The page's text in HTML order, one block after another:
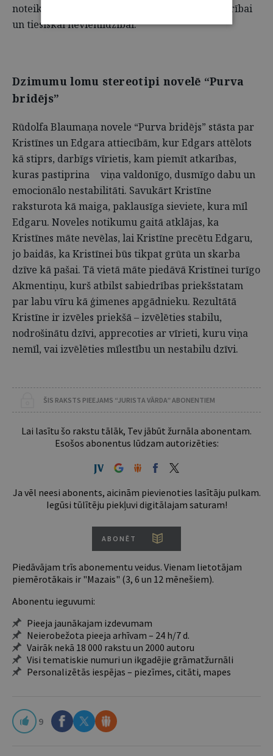
noteiktām dzimumu lomām, ekonomiskai atkarībai
un tiesiskai nevienlīdzībai.
Dzimumu lomu stereotipi novelē “Purva
bridējs”
Rūdolfa Blaumaņa novele “Purva bridējs” stāsta par
Kristīnes un Edgara attiecībām, kur Edgars attēlots
kā stiprs, darbīgs vīrietis, kam piemīt atkarības,
kuras pastiprina
viņa valdonīgo, dusmīgo dabu un
emocionālo nestabilitāti. Savukārt Kristīne
raksturota kā maiga, paklausīga sieviete, kura mīl
Edgaru. Noveles notikumu gaitā atklājas, ka
Kristīnes māte nevēlas, lai Kristīne precētu Edgaru,
jo baidās, ka Kristīnei būs tikpat grūta un skarba
dzīve kā pašai. Tā vietā māte piedāvā Kristīnei turīgo
Akmentiņu, kurš atbilst sabiedrības priekšstatam
par labu vīru kā ģimenes apgādnieku. Rezultātā
Kristīne ir izvēles priekšā – izvēlēties stabilu,
nodrošinātu dzīvi, apprecoties ar vīrieti, kuru viņa
nemīl, vai izvēlēties mīlestību un nestabilu dzīvi.
ŠIS RAKSTS PIEEJAMS “JURISTA VĀRDA” ABONENTIEM
Lai lasītu šo rakstu tālāk, Tev jābūt žurnāla abonentam.
Esošos abonentus lūdzam autorizēties:
Ja vēl neesi abonents, aicinām pievienoties lasītāju pulkam.
Iegūsi tūlītēju piekļuvi digitālajam saturam!
ABONĒT
Piedāvājam trīs abonementu veidus. Vienam lietotājam
piemērotākais ir "Mazais" (3, 6 un 12 mēnešiem).
Abonentu ieguvumi:
Pieeja jaunākajam izdevumam
Neierobežota pieeja arhīvam – 24 h/7 d.
Vairāk nekā 18 000 rakstu un 2000 autoru
Visi tematiskie numuri un ikgadējie grāmatžurnāli
Personalizētās iespējas – piezīmes, citāti, mapes
9